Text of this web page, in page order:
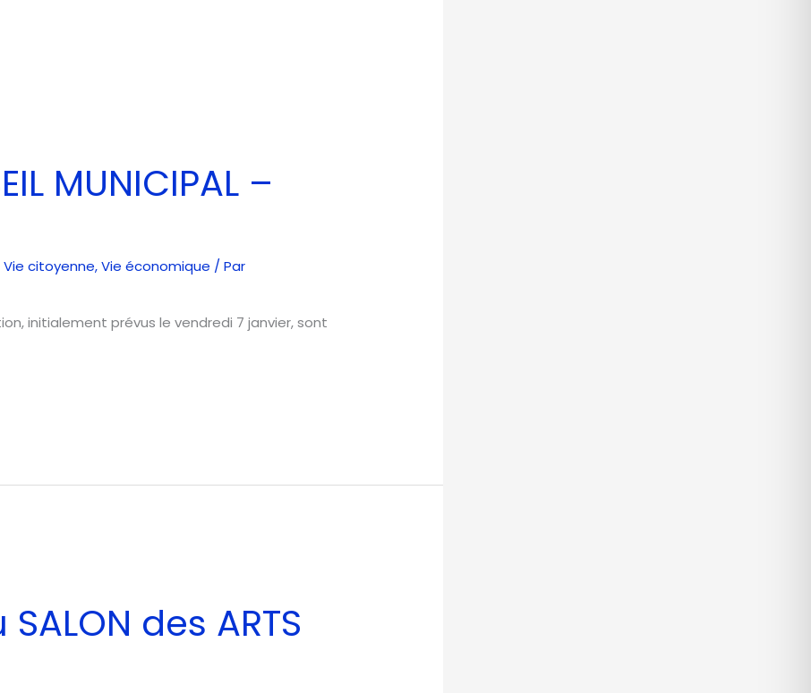
MUNICIPAL –
Vie citoyenne,Vie économique / Par
initialement prévus le vendredi 7 janvier, sont
SALON des ARTS